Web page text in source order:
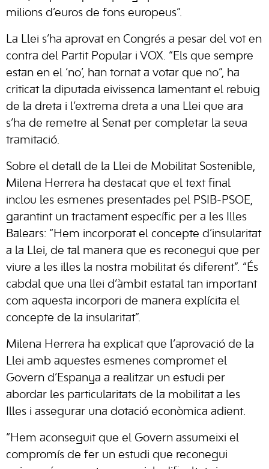
milions d’euros de fons europeus”.
La Llei s’ha aprovat en Congrés a pesar del vot en
contra del Partit Popular i VOX. “Els que sempre
estan en el ‘no’, han tornat a votar que no”, ha
criticat la diputada eivissenca lamentant el rebuig
de la dreta i l’extrema dreta a una Llei que ara
s’ha de remetre al Senat per completar la seua
tramitació.
Sobre el detall de la Llei de Mobilitat Sostenible,
Milena Herrera ha destacat que el text final
inclou les esmenes presentades pel PSIB-PSOE,
garantint un tractament específic per a les Illes
Balears: “Hem incorporat el concepte d’insularitat
a la Llei, de tal manera que es reconegui que per
viure a les illes la nostra mobilitat és diferent”. “És
cabdal que una llei d’àmbit estatal tan important
com aquesta incorpori de manera explícita el
concepte de la insularitat”.
Milena Herrera ha explicat que l’aprovació de la
Llei amb aquestes esmenes compromet el
Govern d’Espanya a realitzar un estudi per
abordar les particularitats de la mobilitat a les
Illes i assegurar una dotació econòmica adient.
“Hem aconseguit que el Govern assumeixi el
compromís de fer un estudi que reconegui